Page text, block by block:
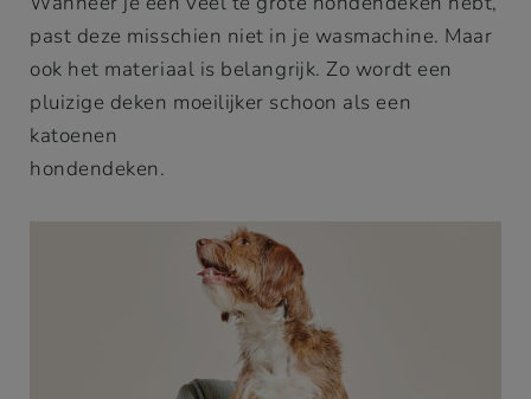
past deze misschien niet in je wasmachine. Maar
ook het materiaal is belangrijk. Zo wordt een
pluizige deken moeilijker schoon als een
katoenen
hondendeken.